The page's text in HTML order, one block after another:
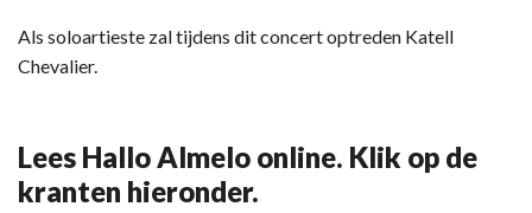
Als soloartieste zal tijdens dit concert optreden Katell
Chevalier.
Lees Hallo Almelo online. Klik op de
kranten hieronder.